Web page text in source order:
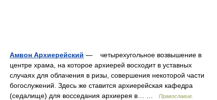
Амвон Архиерейский — четырехугольное возвышение в
центре храма, на которое архиерей восходит в уставных
случаях для облачения в ризы, совершения некоторой части
богослужений. Здесь же ставится архиерейская кафедра
(седалище) для восседания архиерея в… …
Православие.